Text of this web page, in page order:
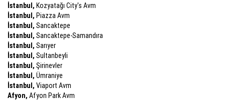
İstanbul, Kozyatağı City's Avm
İstanbul, Piazza Avm
İstanbul, Sancaktepe
İstanbul, Sancaktepe-Samandıra
İstanbul, Sarıyer
İstanbul, Sultanbeyli
İstanbul, Şirinevler
İstanbul, Ümraniye
İstanbul, Viaport Avm
Afyon, Afyon Park Avm